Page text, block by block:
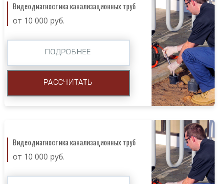
Видеодиагностика канализационных труб
от 10 000 руб.
ПОДРОБНЕЕ
РАССЧИТАТЬ
Видеодиагностика канализационных труб
от 10 000 руб.